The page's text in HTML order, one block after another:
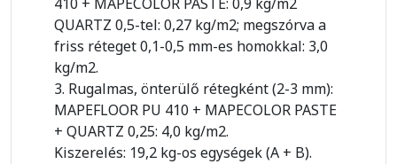
QUARTZ 0,5-tel: 0,27 kg/m2; megszórva a
friss réteget 0,1-0,5 mm-es homokkal: 3,0
kg/m2.
3. Rugalmas, önterülő rétegként (2-3 mm):
MAPEFLOOR PU 410 + MAPECOLOR PASTE
+ QUARTZ 0,25: 4,0 kg/m2.
Kiszerelés: 19,2 kg-os egységek (A + B).